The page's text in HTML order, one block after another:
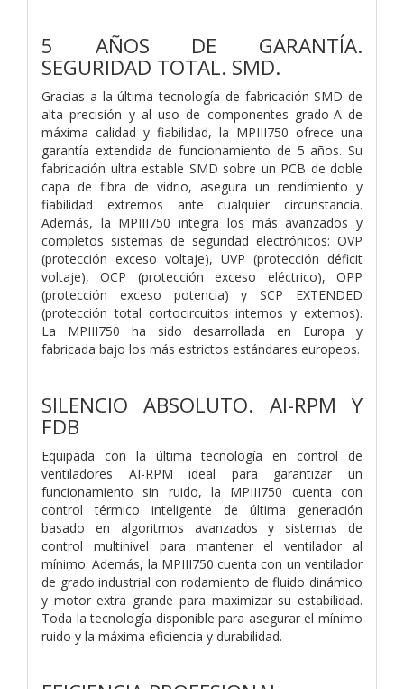
5 AÑOS DE GARANTÍA.
SEGURIDAD TOTAL. SMD.
Gracias a la última tecnología de fabricación SMD de
alta precisión y al uso de componentes grado-A de
máxima calidad y fiabilidad, la MPIII750 ofrece una
garantía extendida de funcionamiento de 5 años. Su
fabricación ultra estable SMD sobre un PCB de doble
capa de fibra de vidrio, asegura un rendimiento y
fiabilidad extremos ante cualquier circunstancia.
Además, la MPIII750 integra los más avanzados y
completos sistemas de seguridad electrónicos: OVP
(protección exceso voltaje), UVP (protección déficit
voltaje), OCP (protección exceso eléctrico), OPP
(protección exceso potencia) y SCP EXTENDED
(protección total cortocircuitos internos y externos).
La MPIII750 ha sido desarrollada en Europa y
fabricada bajo los más estrictos estándares europeos.
SILENCIO ABSOLUTO. AI-RPM Y
FDB
Equipada con la última tecnología en control de
ventiladores AI-RPM ideal para garantizar un
funcionamiento sin ruido, la MPIII750 cuenta con
control térmico inteligente de última generación
basado en algoritmos avanzados y sistemas de
control multinivel para mantener el ventilador al
mínimo. Además, la MPIII750 cuenta con un ventilador
de grado industrial con rodamiento de fluido dinámico
y motor extra grande para maximizar su estabilidad.
Toda la tecnología disponible para asegurar el mínimo
ruido y la máxima eficiencia y durabilidad.